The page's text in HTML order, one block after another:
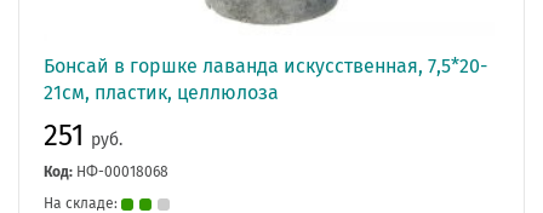
Бонсай в горшке лаванда искусственная, 7,5*20-
21см, пластик, целлюлоза
251 руб.
Код: НФ-00018068
На складе: